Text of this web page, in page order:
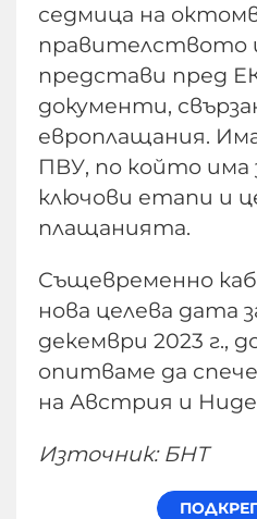
седмица на
правителството
представи пред
документи,
европлащания.
ПВУ, по който има
ключови етапи и
плащанията.
Същевременно
нова целева дата
декември 2023 г.,
опитваме да
на Австрия и
Източник: БНТ